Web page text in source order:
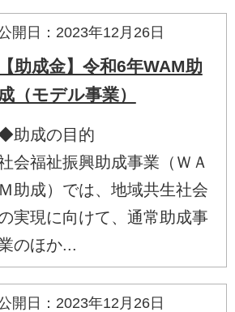
開日：2023年12月26日
【助成金】令和6年WAM助
（モデル事業）
助成の目的
会福祉振興助成事業（ＷＡ
Ｍ助成）では、地域共生社会
実現に向けて、通常助成事
のほか...
開日：2023年12月26日